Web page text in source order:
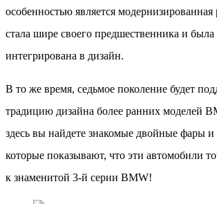
особенностью является модернизированная
стала шире своего предшественника и была
интегрирована в дизайн.
В то же время, седьмое поколение будет
традицию дизайна более ранних моделей
здесь вы найдете знакомые двойные фары и
которые показывают, что эти автомобили
к знаменитой 3-й серии BMW!